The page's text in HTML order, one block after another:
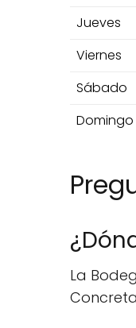
Jueves
Viernes
Sábado
Domingo
La